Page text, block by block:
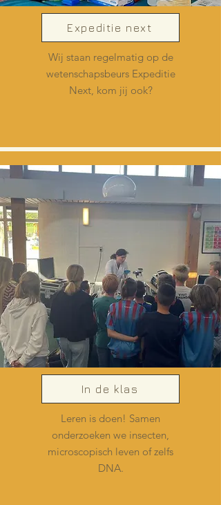
Expeditie next
Wij staan regelmatig op de
wetenschapsbeurs Expeditie
Next, kom jij ook?
In de klas
Leren is doen! Samen
onderzoeken we insecten,
microscopisch leven of zelfs
DNA.